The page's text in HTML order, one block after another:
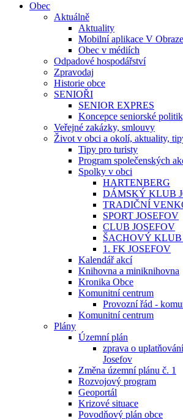
Obec
Aktuálně
Aktuality
Mobilní aplikace V Obraze
Obec v médiích
Odpadové hospodářství
Zpravodaj
Historie obce
SENIOŘI
SENIOR EXPRES
Koncepce seniorské
Veřejné zakázky, smlouvy
Život v obci a okolí, aktuality,
Tipy pro turisty
Program společenských
Spolky v obci
HARTENBERG
DÁMSKÝ KLUB
TRADIČNÍ
SPORT JOSEFOV
CLUB JOSEFOV
ŠACHOVÝ
1. FK JOSEFOV
Kalendář akcí
Knihovna a miniknihovna
Kronika Obce
Komunitní centrum
Provozní řád -
Komunitní centrum
Plány
Územní plán
zprava o
Josefov
Změna územní plánu č. 1
Rozvojový program
Geoportál
Krizové situace
Povodňový plán obce